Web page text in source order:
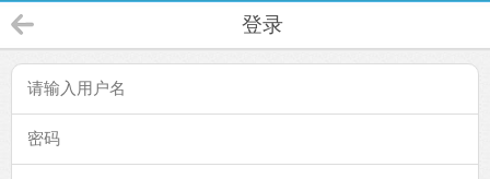
登录